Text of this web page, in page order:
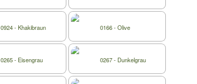
0924 - Khakibraun 0166 - Olive
0265 - Eisengrau 0267 - Dunkelgrau